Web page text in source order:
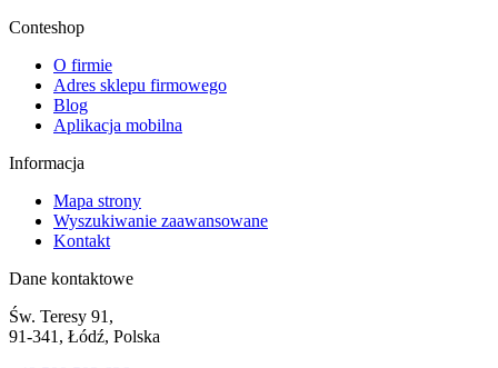
Conteshop
O firmie
Adres sklepu firmowego
Blog
Aplikacja mobilna
Informacja
Mapa strony
Wyszukiwanie zaawansowane
Kontakt
Dane kontaktowe
Św. Teresy 91,
91-341, Łódź, Polska